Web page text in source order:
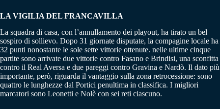
LA VIGILIA DEL FRANCAVILLA
La squadra di casa, con l’annullamento dei playout, ha tirato un bel
sospiro di sollievo. Dopo 31 giornate disputate, la compagine locale ha
32 punti nonostante le sole sette vittorie ottenute. nelle ultime cinque
partite sono arrivate due vittorie contro Fasano e Brindisi, una sconfitta
contro il Real Aversa e due pareggi contro Gravina e Nardò. Il dato più
importante, però, riguarda il vantaggio sulla zona retrocessione: sono
quattro le lunghezze dal Portici penultima in classifica. I migliori
marcatori sono Leonetti e Nolè con sei reti ciascuno.